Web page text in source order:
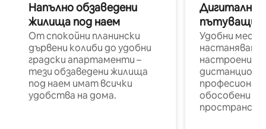
Напълно обзаведени
жилища под наем
От спокойни планински
дървени колиби до удобни
градски апартаменти –
тези обзаведени жилища
под наем имат всички
удобства на дома.
Дигитални
пътуващи
Удобни
настаняване
настроени и
обособени